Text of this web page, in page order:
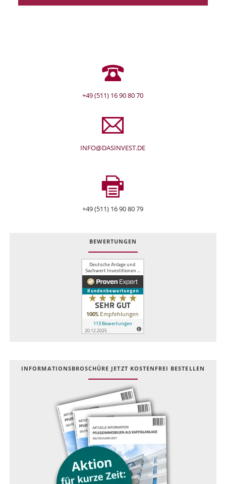
+49 (511) 16 90 80 70
INFO@DASINVEST.DE
+49 (511) 16 90 80 79
BEWERTUNGEN
INFOR­MATIONS­BROSCHÜRE JETZT KOSTEN­FREI BESTELLEN